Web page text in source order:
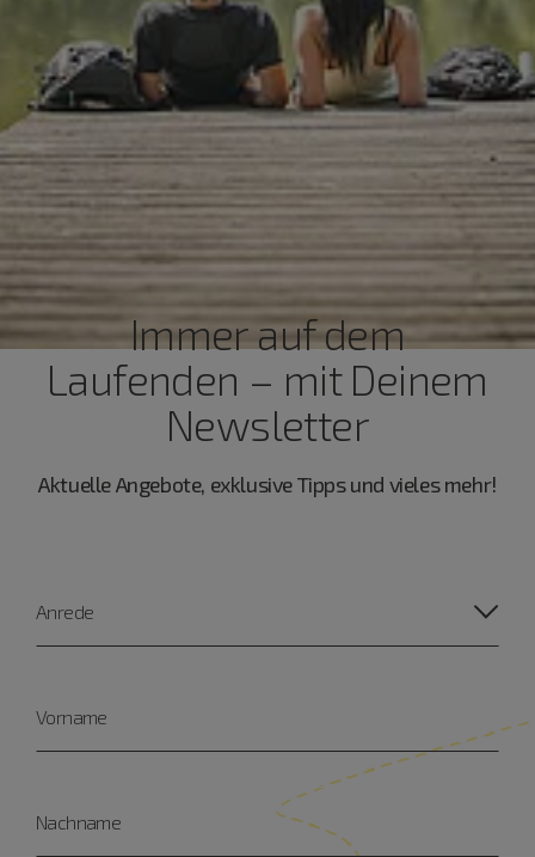
Immer auf dem
Laufenden – mit Deinem
Newsletter
Aktuelle Angebote, exklusive Tipps und vieles mehr!
Anrede
Vorname
Nachname